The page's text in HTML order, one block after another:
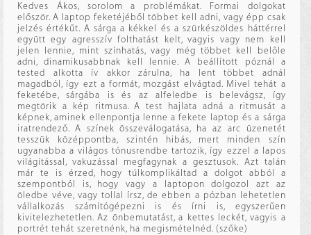
Kedves Ákos, sorolom a problémákat. Formai dolgokat
először. A laptop feketéjéből többet kell adni, vagy épp csak
jelzés értékűt. A sárga a kékkel és a szürkészöldes háttérrel
együtt egy agresszív folthatást kelt, vagyis vagy nem kell
jelen lennie, mint színhatás, vagy még többet kell belőle
adni, dinamikusabbnak kell lennie. A beállított póznál a
tested alkotta ív akkor zárulna, ha lent többet adnál
magadból, így ezt a formát, mozgást elvágtad. Mivel tehát a
feketébe, sárgába is és az alfeledbe is belevágsz, így
megtörik a kép ritmusa. A test hajlata adná a ritmusát a
képnek, aminek ellenpontja lenne a fekete laptop és a sárga
iratrendező. A színek összeválogatása, ha az arc üzenetét
tesszük középpontba, szintén hibás, mert minden szín
ugyanabba a világos tónusrendbe tartozik, így ezzel a lapos
világítással, vakuzással megfagynak a gesztusok. Azt talán
már te is érzed, hogy túlkomplikáltad a dolgot abból a
szempontból is, hogy vagy a laptopon dolgozol azt az
öledbe véve, vagy tollal írsz, de ebben a pózban lehetetlen
vállalkozás számítógépezni is és írni is, egyszerűen
kivitelezhetetlen. Az önbemutatást, a kettes leckét, vagyis a
portrét tehát szeretnénk, ha megismételnéd. (szőke)